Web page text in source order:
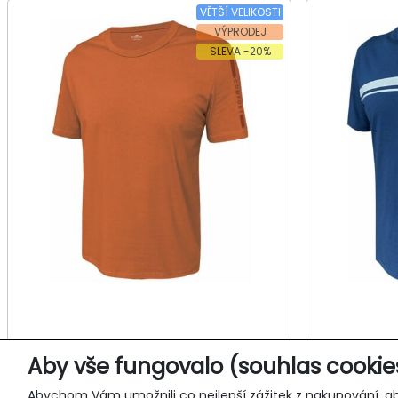
Aby vše fungovalo (souhlas
VĚTŠÍ VELIKOSTI
VÝPRODEJ
SLEVA -20%
Pánské tričko, krátký rukáv
KOJAP 981